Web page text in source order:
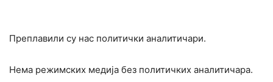
Преплавили су нас политички аналитичари.
Нема режимских медија без политичких аналитичара.